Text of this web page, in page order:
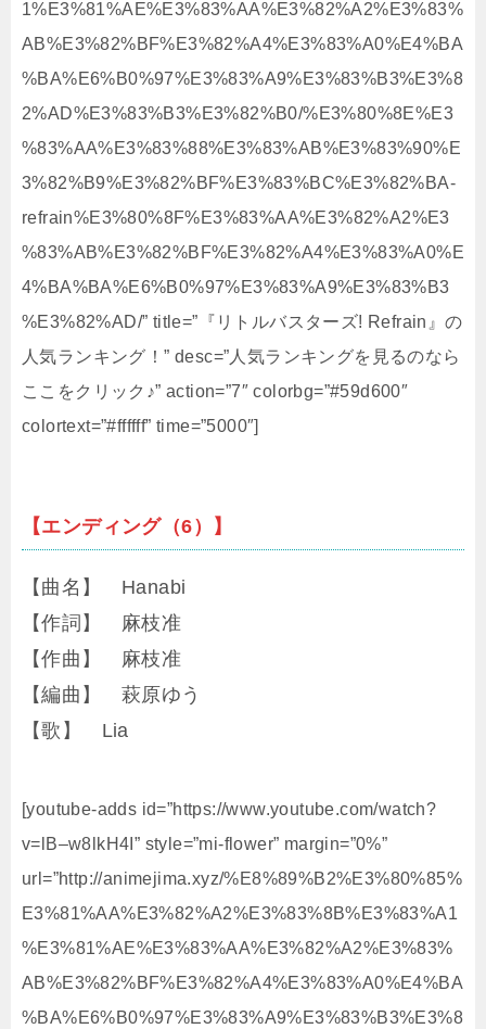
1%E3%81%AE%E3%83%AA%E3%82%A2%E3%83%
AB%E3%82%BF%E3%82%A4%E3%83%A0%E4%BA
%BA%E6%B0%97%E3%83%A9%E3%83%B3%E3%8
2%AD%E3%83%B3%E3%82%B0/%E3%80%8E%E3
%83%AA%E3%83%88%E3%83%AB%E3%83%90%E
3%82%B9%E3%82%BF%E3%83%BC%E3%82%BA-
refrain%E3%80%8F%E3%83%AA%E3%82%A2%E3
%83%AB%E3%82%BF%E3%82%A4%E3%83%A0%E
4%BA%BA%E6%B0%97%E3%83%A9%E3%83%B3
%E3%82%AD/” title=”『リトルバスターズ! Refrain』の
人気ランキング！” desc=”人気ランキングを見るのなら
ここをクリック♪” action=”7″ colorbg=”#59d600″
colortext=”#ffffff” time=”5000″]
【エンディング（6）】
【曲名】 Hanabi
【作詞】 麻枝准
【作曲】 麻枝准
【編曲】 萩原ゆう
【歌】 Lia
[youtube-adds id=”https://www.youtube.com/watch?
v=lB–w8lkH4I” style=”mi-flower” margin=”0%”
url=”http://animejima.xyz/%E8%89%B2%E3%80%85%
E3%81%AA%E3%82%A2%E3%83%8B%E3%83%A1
%E3%81%AE%E3%83%AA%E3%82%A2%E3%83%
AB%E3%82%BF%E3%82%A4%E3%83%A0%E4%BA
%BA%E6%B0%97%E3%83%A9%E3%83%B3%E3%8